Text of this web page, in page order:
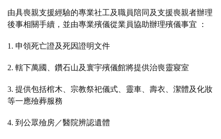
由具喪親支援經驗的專業社工及職員陪同及支援喪親者辦理
後事相關手續，並由專業殯儀從業員協助辦理殯儀事宜 ：
1. 申領死亡證及死因證明文件
2. 轄下萬國、鑽石山及寰宇殯儀館將提供治喪靈寢室
3. 提供包括棺木、宗教祭祀儀式、靈車、壽衣、潔體及化妝
等一應殮葬服務
4. 到公眾殮房／醫院辨認遺體